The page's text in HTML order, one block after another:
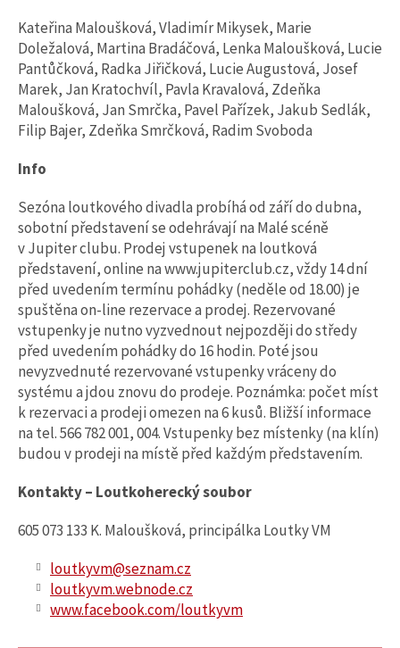
Kateřina Maloušková, Vladimír Mikysek, Marie
Doležalová, Martina Bradáčová, Lenka Maloušková, Lucie
Pantůčková, Radka Jiřičková, Lucie Augustová, Josef
Marek, Jan Kratochvíl, Pavla Kravalová, Zdeňka
Maloušková, Jan Smrčka, Pavel Pařízek, Jakub Sedlák,
Filip Bajer, Zdeňka Smrčková, Radim Svoboda
Info
Sezóna loutkového divadla probíhá od září do dubna,
sobotní představení se odehrávají na Malé scéně
v Jupiter clubu. Prodej vstupenek na loutková
představení, online na www.jupiterclub.cz, vždy 14 dní
před uvedením termínu pohádky (neděle od 18.00) je
spuštěna on-line rezervace a prodej. Rezervované
vstupenky je nutno vyzvednout nejpozději do středy
před uvedením pohádky do 16 hodin. Poté jsou
nevyzvednuté rezervované vstupenky vráceny do
systému a jdou znovu do prodeje. Poznámka: počet míst
k rezervaci a prodeji omezen na 6 kusů. Bližší informace
na tel. 566 782 001, 004. Vstupenky bez místenky (na klín)
budou v prodeji na místě před každým představením.
Kontakty – Loutkoherecký soubor
605 073 133 K. Maloušková, principálka Loutky VM
loutkyvm@seznam.cz
loutkyvm.webnode.cz
www.facebook.com/loutkyvm